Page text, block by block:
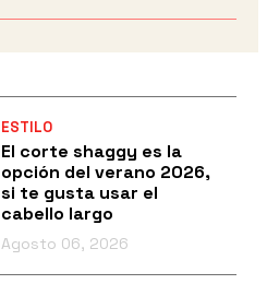
ESTILO
El corte shaggy es la
opción del verano 2026,
si te gusta usar el
cabello largo
Agosto 06, 2026